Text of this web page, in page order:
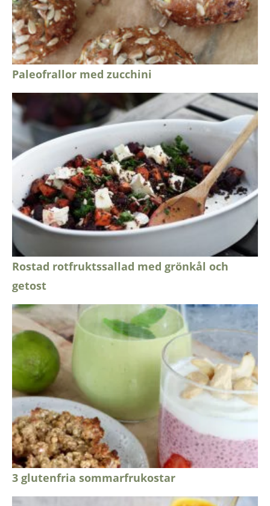
Paleofrallor med zucchini
Rostad rotfruktssallad med grönkål och
getost
3 glutenfria sommarfrukostar